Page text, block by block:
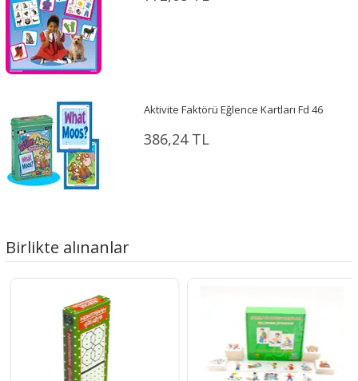
Aktivite Faktörü Eğlence Kartları Fd 46
386,24 TL
Birlikte alınanlar